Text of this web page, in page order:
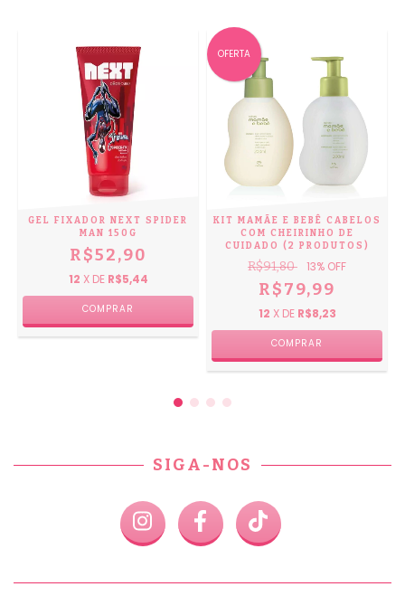
GEL FIXADOR NEXT SPIDER
MAN 150G
R$52,90
12 X DE R$5,44
OFERTA
KIT MAMÃE E BEBÊ CABELOS
COM CHEIRINHO DE
CUIDADO (2 PRODUTOS)
R$91,80 13% OFF
R$79,99
12 X DE R$8,23
SIGA-NOS